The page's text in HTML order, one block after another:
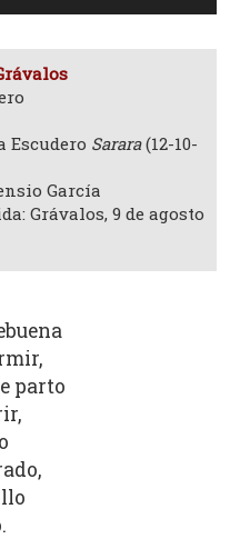
Escudero Sarara(12-10-
García
Grávalos, 9 de agosto
parto